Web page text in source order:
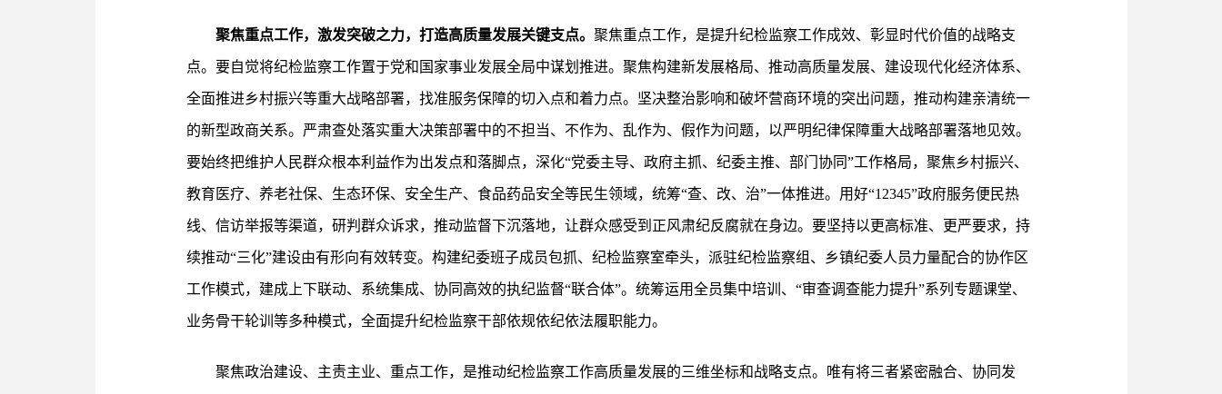
聚焦重点工作，激发突破之力，打造高质量发展关键支点。 聚焦重点工作，是提升纪检监察工作成效、彰显时代价值的战略支
点。要自觉将纪检监察工作置于党和国家事业发展全局中谋划推进。聚焦构建新发展格局、推动高质量发展、建设现代化经济体系、
全面推进乡村振兴等重大战略部署，找准服务保障的切入点和着力点。坚决整治影响和破坏营商环境的突出问题，推动构建亲清统一
的新型政商关系。严肃查处落实重大决策部署中的不担当、不作为、乱作为、假作为问题，以严明纪律保障重大战略部署落地见效。
要始终把维护人民群众根本利益作为出发点和落脚点，深化“党委主导、政府主抓、纪委主推、部门协同”工作格局，聚焦乡村振兴、
教育医疗、养老社保、生态环保、安全生产、食品药品安全等民生领域，统筹“查、改、治”一体推进。用好“12345”政府服务便民热
线、信访举报等渠道，研判群众诉求，推动监督下沉落地，让群众感受到正风肃纪反腐就在身边。要坚持以更高标准、更严要求，持
续推动“三化”建设由有形向有效转变。构建纪委班子成员包抓、纪检监察室牵头，派驻纪检监察组、乡镇纪委人员力量配合的协作区
工作模式，建成上下联动、系统集成、协同高效的执纪监督“联合体”。统筹运用全员集中培训、“审查调查能力提升”系列专题课堂、
业务骨干轮训等多种模式，全面提升纪检监察干部依规依纪依法履职能力。
聚焦政治建设、主责主业、重点工作，是推动纪检监察工作高质量发展的三维坐标和战略支点。唯有将三者紧密融合、协同发